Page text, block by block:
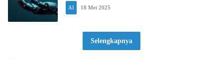
AI 18 Mei 2025
Selengkapnya